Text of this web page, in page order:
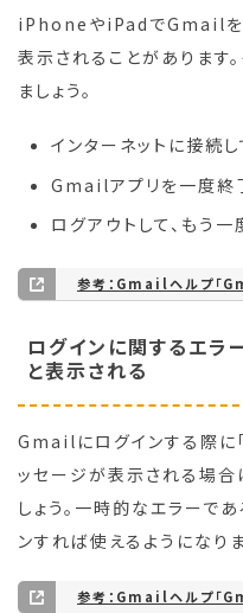
iPhoneやiPadでGmailを
表示されることがあります
ましょう。
インターネットに接続
Gmailアプリを一度終
ログアウトして、もう
参考：Gmailヘルプ「
ログインに関するエラ
と表示される
Gmailにログインする際に
ッセージが表示される場合
しょう。一時的なエラーで
ンすれば使えるようになりま
参考：Gmailヘルプ「